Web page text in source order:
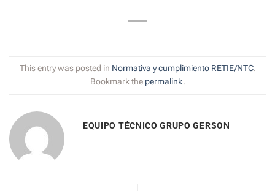
This entry was posted in Normativa y cumplimiento RETIE/NTC.
Bookmark the permalink.
EQUIPO TÉCNICO GRUPO GERSON